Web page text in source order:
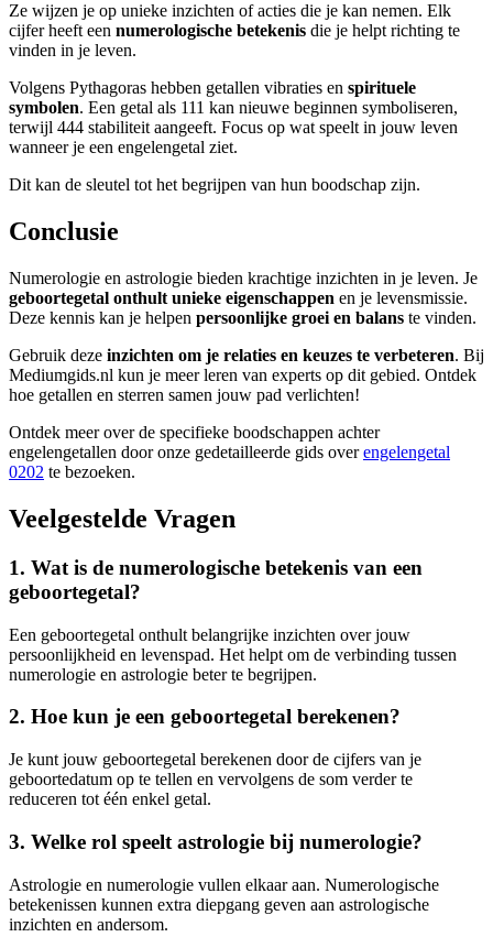
Ze wijzen je op unieke inzichten of acties die je kan nemen. Elk
cijfer heeft een numerologische betekenis die je helpt richting te
vinden in je leven.
Volgens Pythagoras hebben getallen vibraties en spirituele
symbolen. Een getal als 111 kan nieuwe beginnen symboliseren,
terwijl 444 stabiliteit aangeeft. Focus op wat speelt in jouw leven
wanneer je een engelengetal ziet.
Dit kan de sleutel tot het begrijpen van hun boodschap zijn.
Conclusie
Numerologie en astrologie bieden krachtige inzichten in je leven. Je
geboortegetal onthult unieke eigenschappen en je levensmissie.
Deze kennis kan je helpen persoonlijke groei en balans te vinden.
Gebruik deze inzichten om je relaties en keuzes te verbeteren. Bij
Mediumgids.nl kun je meer leren van experts op dit gebied. Ontdek
hoe getallen en sterren samen jouw pad verlichten!
Ontdek meer over de specifieke boodschappen achter
engelengetallen door onze gedetailleerde gids overengelengetal
0202 te bezoeken.
Veelgestelde Vragen
1. Wat is de numerologische betekenis van een
geboortegetal?
Een geboortegetal onthult belangrijke inzichten over jouw
persoonlijkheid en levenspad. Het helpt om de verbinding tussen
numerologie en astrologie beter te begrijpen.
2. Hoe kun je een geboortegetal berekenen?
Je kunt jouw geboortegetal berekenen door de cijfers van je
geboortedatum op te tellen en vervolgens de som verder te
reduceren tot één enkel getal.
3. Welke rol speelt astrologie bij numerologie?
Astrologie en numerologie vullen elkaar aan. Numerologische
betekenissen kunnen extra diepgang geven aan astrologische
inzichten en andersom.